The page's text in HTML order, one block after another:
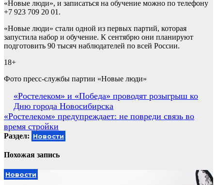
«Новые люди», и записаться на обучение можно по телефону
+7 923 709 20 01.
«Новые люди» стали одной из первых партий, которая
запустила набор и обучение. К сентябрю они планируют
подготовить 90 тысяч наблюдателей по всей России.
18+
Фото пресс-службы партии «Новые люди»
Навигация
по
записям
«Ростелеком» и «Победа» проводят розыгрыш ко
Дню города Новосибирска
«Ростелеком» предупреждает: не повреди связь во
время стройки
Раздел: Новости
Похожая запись
Новости